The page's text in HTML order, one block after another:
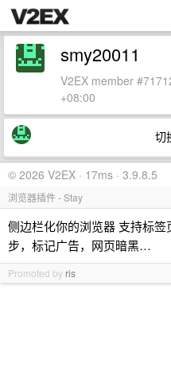
smy20011
V2EX member
+08:00
切
© 2026 V2EX · 17ms · 3.9.8.5
浏览器插件 - Stay
侧边栏化你的浏览器 支持标
步，标记广告，网页暗黑…
Promoted by ris